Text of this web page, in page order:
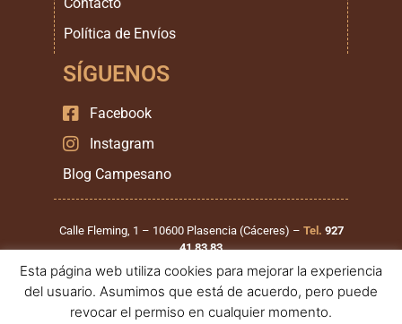
Política de Envíos
SÍGUENOS
Facebook
Instagram
Blog Campesano
Calle Fleming, 1 – 10600 Plasencia (Cáceres) – Tel. 927
41 83 83
Calle Santiago Mirat, 1 – 37900 Santa Marta de Tormes
(Salamanca) –Tel. 923 999 111
Esta página web utiliza cookies para mejorar la experiencia
del usuario. Asumimos que está de acuerdo, pero puede
revocar el permiso en cualquier momento.